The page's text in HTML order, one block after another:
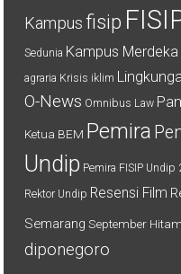
Kampus fisip
Sedunia Kampus Merdeka
agraria Krisis iklim
O-News Omnibus Law
Ketua BEM Pemira
Undip Pemira FISIP Undip
Rektor Undip Resensi Film
Semarang September Hitam
diponegoro